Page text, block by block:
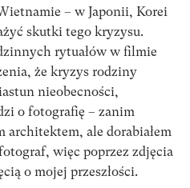
– w Japonii, Korei
skutki tego kryzysu.
rytuałów w filmie
że kryzys rodziny
nieobecności,
o fotografię – zanim
architektem, ale dorabiałem
więc poprzez zdjęcia
o mojej przeszłości.